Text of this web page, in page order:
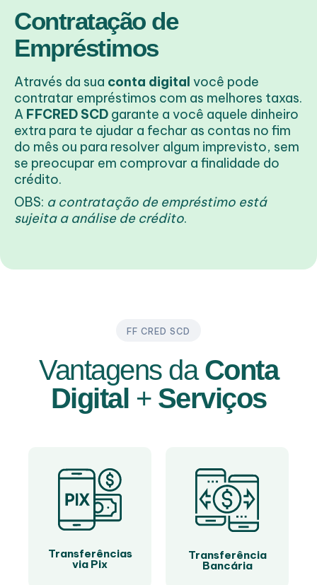
Contratação de
Empréstimos
Através da sua conta digital você pode
contratar empréstimos com as melhores taxas.
A FFCRED SCD garante a você aquele dinheiro
extra para te ajudar a fechar as contas no fim
do mês ou para resolver algum imprevisto, sem
se preocupar em comprovar a finalidade do
crédito.
OBS: a contratação de empréstimo está
sujeita a análise de crédito.
FF CRED SCD
Vantagens daConta
Digital + Serviços
Transferências
via Pix
Transferência
Bancária